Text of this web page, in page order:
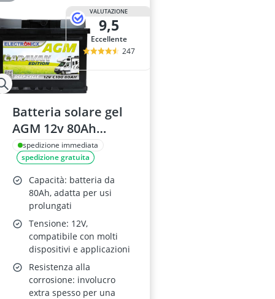
VALUTAZIONE
9,5
Eccellente
247
Batteria solare gel
AGM 12v 80Ah
Electronicx per
camper
spedizione immediata
spedizione gratuita
Capacità: batteria da
80Ah, adatta per usi
prolungati
Tensione: 12V,
compatibile con molti
dispositivi e applicazioni
Resistenza alla
corrosione: involucro
extra spesso per una